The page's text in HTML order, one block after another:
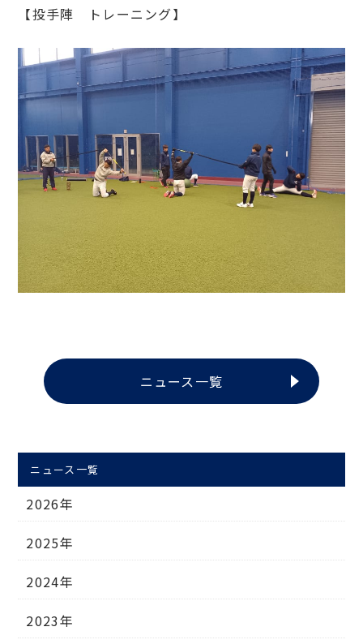
【投手陣 トレーニング】
ニュース一覧
ニュース一覧
2026年
2025年
2024年
2023年